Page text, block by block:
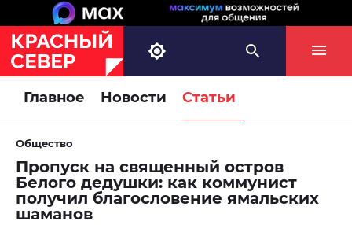
Главное Новости Статьи
Общество
Пропуск на священный остров
Белого дедушки: как коммунист
получил благословение ямальских
шаманов